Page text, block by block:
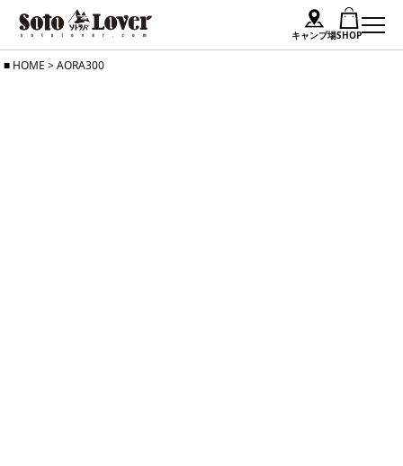
キャンプ場SHOP
SkipHOME >AORA300